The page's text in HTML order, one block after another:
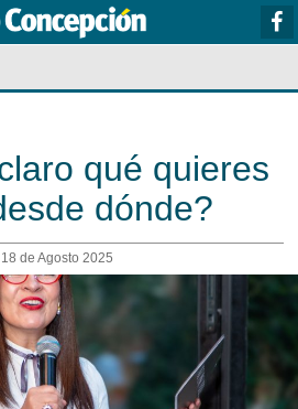
qué quieres
dónde?
18 de Agosto 2025